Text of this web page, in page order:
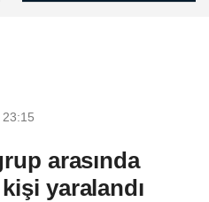
23:15
arasında
yaralandı